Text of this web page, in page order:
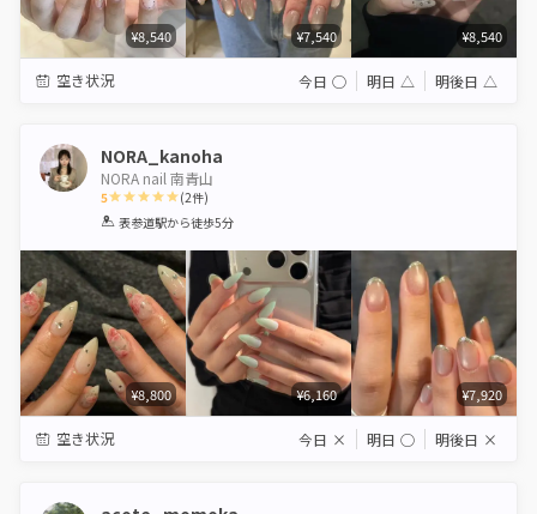
¥8,540 ¥7,540 ¥8,540
空き状況 今日 ◯ 明日 △ 明後日 △
NORA_kanoha
NORA nail 南青山
5
1 2 3 4 5
(2件)
表参道駅から徒歩5分
¥8,800 ¥6,160 ¥7,920
空き状況 今日 × 明日 ◯ 明後日 ×